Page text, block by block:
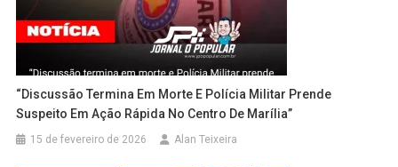
“Discussão Termina Em Morte E Polícia Militar Prende
Suspeito Em Ação Rápida No Centro De Marília”
15 de fevereiro de 2026 Alan Teixeira